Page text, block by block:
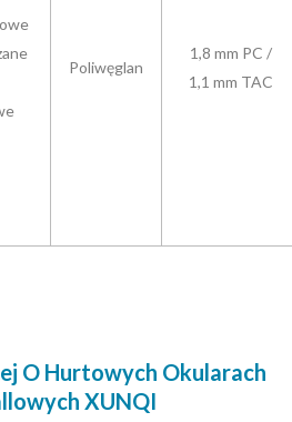
Poliwęglan
1,8 mm PC /
1,1 mm TAC
O Hurtowych Okularach
XUNQI